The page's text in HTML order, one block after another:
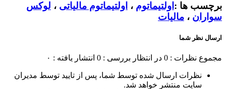
برچسب ها : اولتیماتوم ، اولتیماتوم مالیاتی ، لوکس
سواران ، مالیات
ارسال نظر شما
مجموع نظرات : 0 در انتظار بررسی : 0 انتشار یافته : ۰
نظرات ارسال شده توسط شما، پس از تایید توسط مدیران
سایت منتشر خواهد شد.